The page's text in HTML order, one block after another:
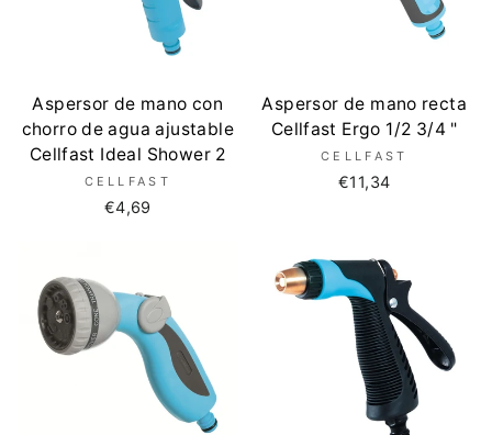
Aspersor de mano con
chorro de agua ajustable
Cellfast Ideal Shower 2
CELLFAST
€4,69
Aspersor de mano recta
Cellfast Ergo 1/2 3/4 "
CELLFAST
€11,34